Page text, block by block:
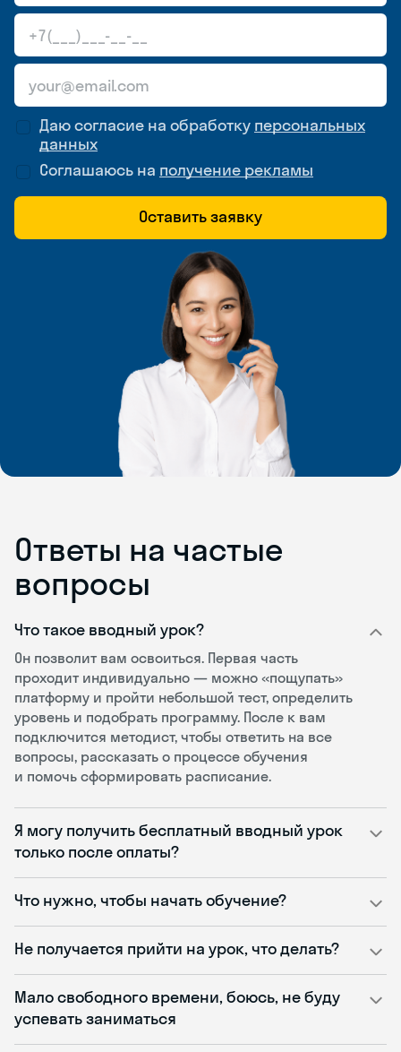
Даю согласие на обработку персональных
данных
Соглашаюсь на получение рекламы
Оставить заявку
Ответы на частые
вопросы
Что такое вводный урок?
Он позволит вам освоиться. Первая часть
проходит индивидуально — можно «пощупать»
платформу и пройти небольшой тест, определить
уровень и подобрать программу. После к вам
подключится методист, чтобы ответить на все
вопросы, рассказать о процессе обучения
и помочь сформировать расписание.
Я могу получить бесплатный вводный урок
только после оплаты?
Что нужно, чтобы начать обучение?
Не получается прийти на урок, что делать?
Мало свободного времени, боюсь, не буду
успевать заниматься